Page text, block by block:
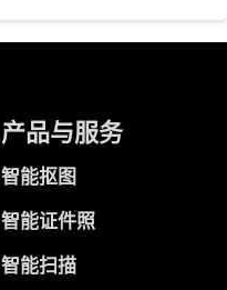
产品与服务
智能抠图
智能证件照
智能扫描